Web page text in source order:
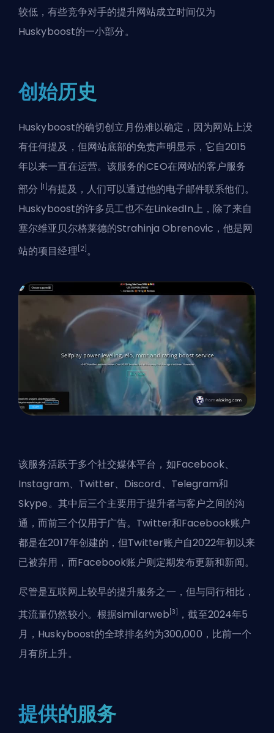
较低，有些竞争对手的提升网站成立时间仅为
Huskyboost的一小部分。
创始历史
Huskyboost的确切创立月份难以确定，因为网站上没
有任何提及，但网站底部的免责声明显示，它自2015
年以来一直在运营。该服务的CEO在网站的客户服务
部分 [1] 有提及，人们可以通过他的电子邮件联系他们。
Huskyboost的许多员工也不在LinkedIn上，除了来自
塞尔维亚贝尔格莱德的Strahinja Obrenovic，他是网
站的项目经理 [2] 。
该服务活跃于多个社交媒体平台，如Facebook、
Instagram、Twitter、Discord、Telegram和
Skype。其中后三个主要用于提升者与客户之间的沟
通，而前三个仅用于广告。Twitter和Facebook账户
都是在2017年创建的，但Twitter账户自2022年初以来
已被弃用，而Facebook账户则定期发布更新和新闻。
尽管是互联网上较早的提升服务之一，但与同行相比，
其流量仍然较小。根据similarweb [3]
，截至2024年5
月，Huskyboost的全球排名约为300,000，比前一个
月有所上升。
提供的服务